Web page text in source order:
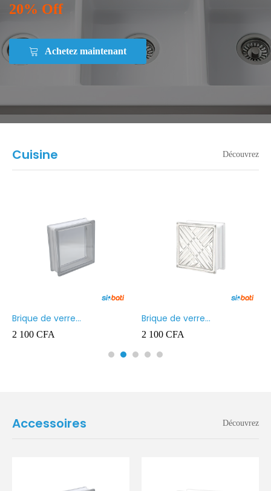
20% Off
Achetez maintenant
Cuisine Découvrez
Brique de verre
190X190X80MM Transparent
2 100 CFA
Brique de verre
190X190X80MM CROSS
2 100 CFA
Accessoires Découvrez